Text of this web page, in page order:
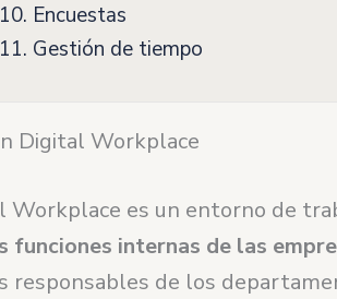
Encuestas
Gestión de tiempo
Digital Workplace
Workplace es un entorno de
funciones internas de las
responsables de los